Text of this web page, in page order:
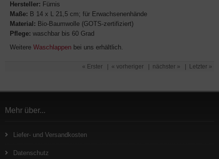
Hersteller: Fürnis
Maße: B 14 x L 21,5 cm; für Erwachsenenhände
Material: Bio-Baumwolle (GOTS-zertifiziert)
Pflege: waschbar bis 60 Grad
Weitere Waschlappen bei uns erhältlich.
« Erster « vorheriger nächster » Letzter »
Mehr über...
Liefer- und Versandkosten
Datenschutz